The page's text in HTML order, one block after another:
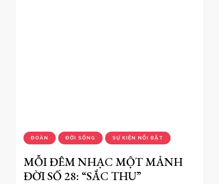
ĐOÀN ĐỜI SỐNG SỰ KIỆN NỔI BẬT
MỖI ĐÊM NHẠC MỘT MẢNH
ĐỜI SỐ 28: “SẮC THU”